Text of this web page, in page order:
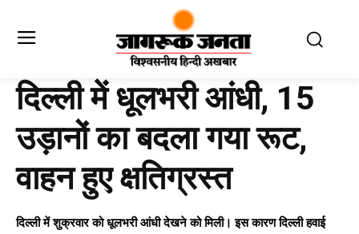
दिल्ली में धूलभरी आंधी, 15
उड़ानों का बदला गया रूट,
वाहन हुए क्षतिग्रस्त
दिल्ली में शुक्रवार को धूलभरी आंधी देखने को मिली। इस कारण दिल्ली हवाई